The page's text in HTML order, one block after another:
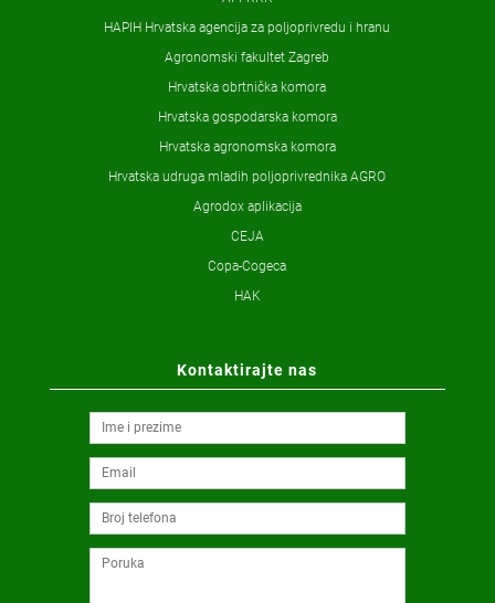
HAPIH Hrvatska agencija za poljoprivredu i hranu
Agronomski fakultet Zagreb
Hrvatska obrtnička komora
Hrvatska gospodarska komora
Hrvatska agronomska komora
Hrvatska udruga mladih poljoprivrednika AGRO
Agrodox aplikacija
CEJA
Copa-Cogeca
HAK
Kontaktirajte nas